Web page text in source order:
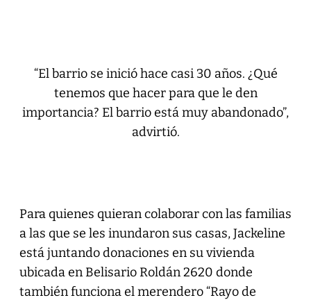
“El barrio se inició hace casi 30 años. ¿Qué
tenemos que hacer para que le den
importancia? El barrio está muy abandonado”,
advirtió.
Para quienes quieran colaborar con las familias
a las que se les inundaron sus casas, Jackeline
está juntando donaciones en su vivienda
ubicada en Belisario Roldán 2620 donde
también funciona el merendero “Rayo de